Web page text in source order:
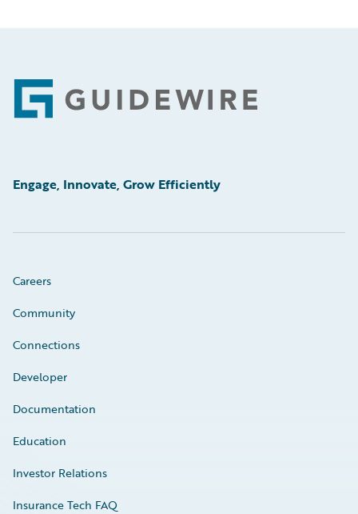
Footer
Engage, Innovate, Grow Efficiently
Careers
Community
Connections
Developer
Documentation
Education
Investor Relations
Insurance Tech FAQ